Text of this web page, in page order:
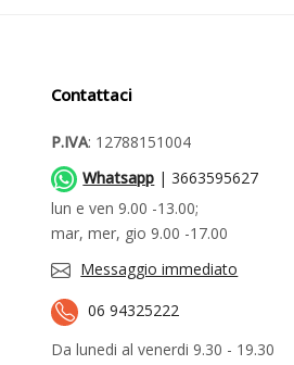
Contattaci
P.IVA: 12788151004
Whatsapp | 3663595627
lun e ven 9.00 -13.00;
mar, mer, gio 9.00 -17.00
Messaggio immediato
06 94325222
Da lunedi al venerdi 9.30 - 19.30